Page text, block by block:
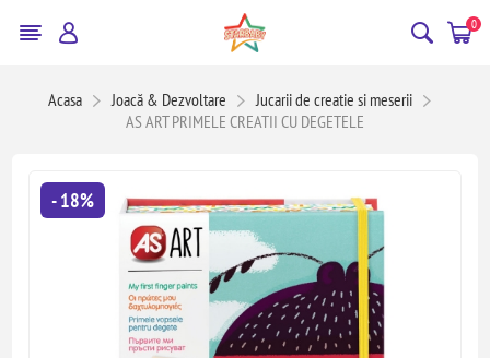
0
Acasa Joacă & Dezvoltare
Jucarii de creatie si meserii
AS ART PRIMELE CREATII CU DEGETELE
- 18%